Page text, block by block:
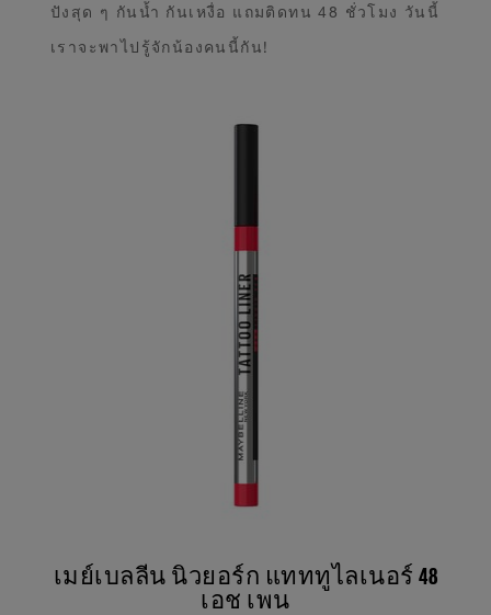
ปังสุด ๆ กันน้ำ กันเหงื่อ แถมติดทน 48 ชั่วโมง วันนี้
เราจะพาไปรู้จักน้องคนนี้กัน!
เมย์เบลลีน นิวยอร์ก แทททูไลเนอร์ 48
เอช เพน